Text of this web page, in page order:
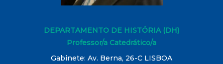
DEPARTAMENTO DE HISTÓRIA (DH)
Professor/a Catedrático/a
Gabinete: Av. Berna, 26-C LISBOA